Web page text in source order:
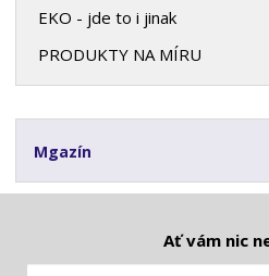
EKO - jde to i jinak
PRODUKTY NA MÍRU
Mgazín
Ať vám nic